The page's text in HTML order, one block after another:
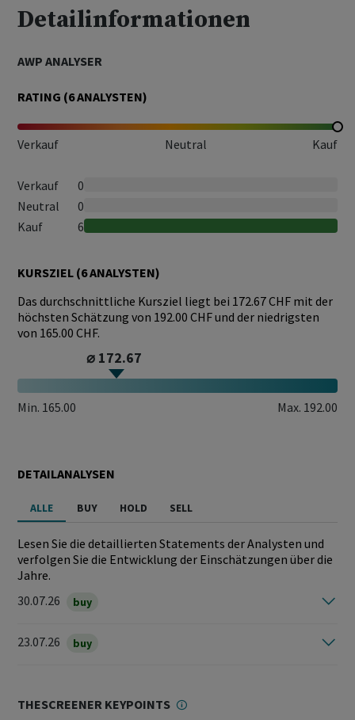
Detailinformationen
AWP ANALYSER
RATING (6ANALYSTEN)
Verkauf Neutral Kauf
Verkauf
0
Neutral
0
Kauf
6
KURSZIEL (6ANALYSTEN)
Das durchschnittliche Kursziel liegt bei 172.67 CHF mit der
höchsten Schätzung von 192.00 CHF und der niedrigsten
von 165.00 CHF.
⌀ 172.67
Min. 165.00 Max. 192.00
DETAILANALYSEN
ALLE BUY HOLD SELL
Lesen Sie die detaillierten Statements der Analysten und
verfolgen Sie die Entwicklung der Einschätzungen über die
Jahre.
30.07.26
buy
23.07.26 buy
THESCREENER KEYPOINTS